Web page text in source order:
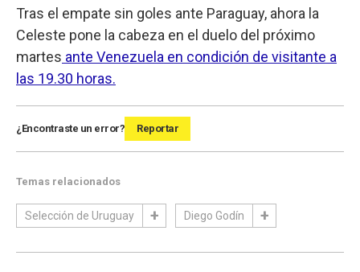
Tras el empate sin goles ante Paraguay, ahora la
Celeste pone la cabeza en el duelo del próximo
martes ante Venezuela en condición de visitante a
las 19.30 horas.
¿Encontraste un error? Reportar
Temas relacionados
Selección de Uruguay Diego Godín